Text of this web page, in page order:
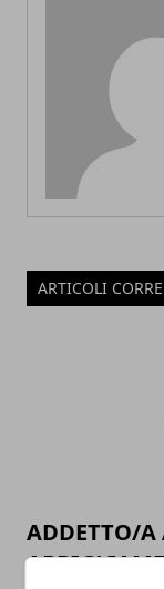
ARTICOLI
ADDETTO/A